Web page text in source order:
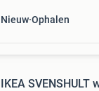
Nieuw Ophalen
IKEA SVENSHULT